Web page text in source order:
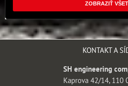
ZOBRAZIŤ
KONTAKT A
SH engineering
Kaprova 42/14, 110